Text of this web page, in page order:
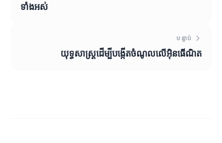
ទាំងអស់
បន្ទាប់
យុទ្ធសាស្ត្រដើម្បីបង្កើតចំណូលលើអ៊ិនធើណិត